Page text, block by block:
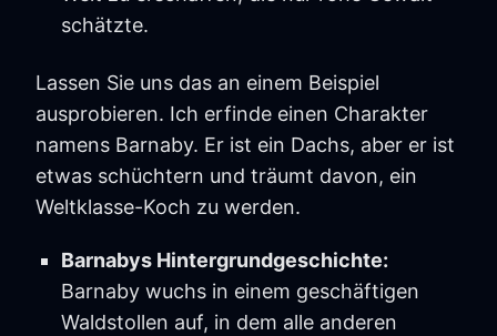
schätzte.
Lassen Sie uns das an einem Beispiel
ausprobieren. Ich erfinde einen Charakter
namens Barnaby. Er ist ein Dachs, aber er ist
etwas schüchtern und träumt davon, ein
Weltklasse-Koch zu werden.
Barnabys Hintergrundgeschichte:
Barnaby wuchs in einem geschäftigen
Waldstollen auf, in dem alle anderen